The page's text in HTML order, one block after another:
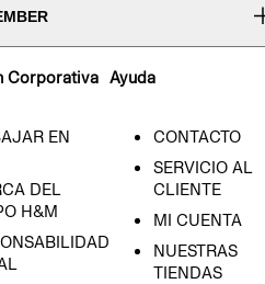
Corporativa
EN
DEL
H&M
Ayuda
CONTACTO
SERVICIO AL
CLIENTE
MI CUENTA
NUESTRAS
TIENDAS